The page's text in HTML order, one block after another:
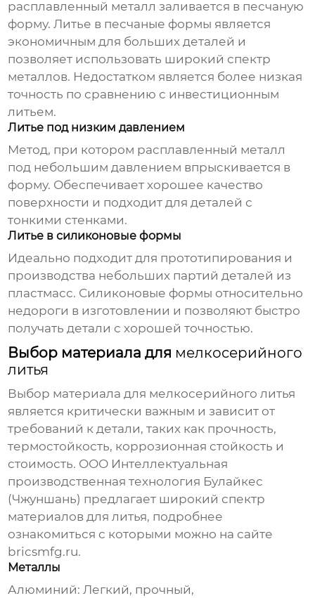
расплавленный металл заливается в песчаную
форму. Литье в песчаные формы является
экономичным для больших деталей и
позволяет использовать широкий спектр
металлов. Недостатком является более низкая
точность по сравнению с инвестиционным
литьем.
Литье под низким давлением
Метод, при котором расплавленный металл
под небольшим давлением впрыскивается в
форму. Обеспечивает хорошее качество
поверхности и подходит для деталей с
тонкими стенками.
Литье в силиконовые формы
Идеально подходит для прототипирования и
производства небольших партий деталей из
пластмасс. Силиконовые формы относительно
недороги в изготовлении и позволяют быстро
получать детали с хорошей точностью.
Выбор материала для мелкосерийного
литья
Выбор материала для мелкосерийного литья
является критически важным и зависит от
требований к детали, таких как прочность,
термостойкость, коррозионная стойкость и
стоимость. ООО Интеллектуальная
производственная технология Булайкес
(Чжуншань) предлагает широкий спектр
материалов для литья, подробнее
ознакомиться с которыми можно на сайте
bricsmfg.ru.
Металлы
Алюминий: Легкий, прочный,